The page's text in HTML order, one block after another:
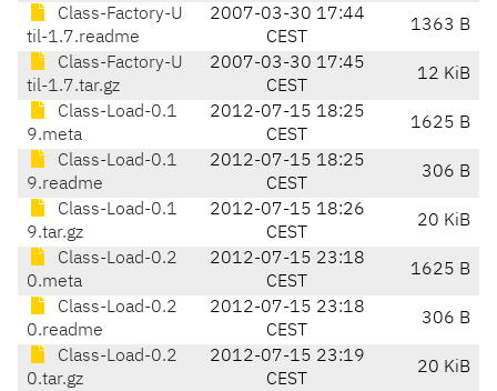
Class-Factory-U
til-1.7.readme
2007-03-30 17:44
CEST
1363 B
Class-Factory-U
til-1.7.tar.gz
2007-03-30 17:45
CEST
12 KiB
Class-Load-0.1
9.meta
2012-07-15 18:25
CEST
1625 B
Class-Load-0.1
9.readme
2012-07-15 18:25
CEST
306 B
Class-Load-0.1
9.tar.gz
2012-07-15 18:26
CEST
20 KiB
Class-Load-0.2
0.meta
2012-07-15 23:18
CEST
1625 B
Class-Load-0.2
0.readme
2012-07-15 23:18
CEST
306 B
Class-Load-0.2
0.tar.gz
2012-07-15 23:19
CEST
20 KiB